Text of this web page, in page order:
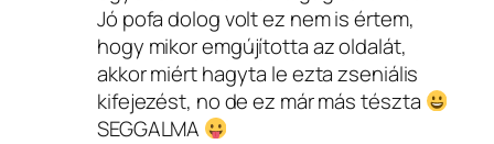
Jó pofa dolog volt ez nem is értem,
hogy mikor emgújította az oldalát,
akkor miért hagyta le ezta zseniális
kifejezést, no de ez már más tészta
SEGGALMA